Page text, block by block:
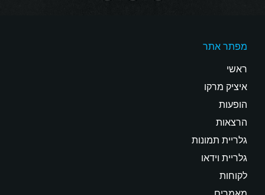
מפתר אתר
ראשי
איציק מרקו
הופעות
הרצאות
גלריית תמונות
גלריית וידאו
לקוחות